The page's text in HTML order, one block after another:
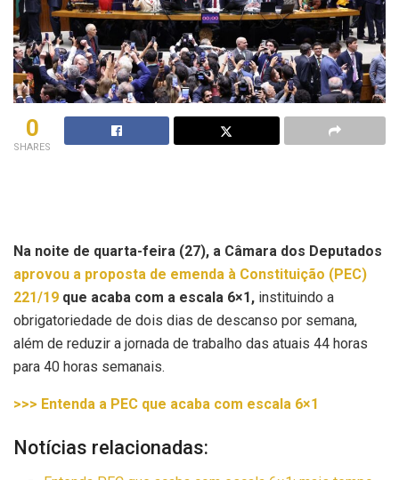
0
SHARES
Na noite de quarta-feira (27), a Câmara dos Deputados
aprovou a proposta de emenda à Constituição (PEC)
221/19 que acaba com a escala 6×1, instituindo a
obrigatoriedade de dois dias de descanso por semana,
além de reduzir a jornada de trabalho das atuais 44 horas
para 40 horas semanais.
>>> Entenda a PEC que acaba com escala 6×1
Notícias relacionadas: